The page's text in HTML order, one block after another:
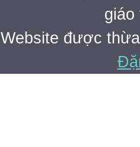
giáo
Website được